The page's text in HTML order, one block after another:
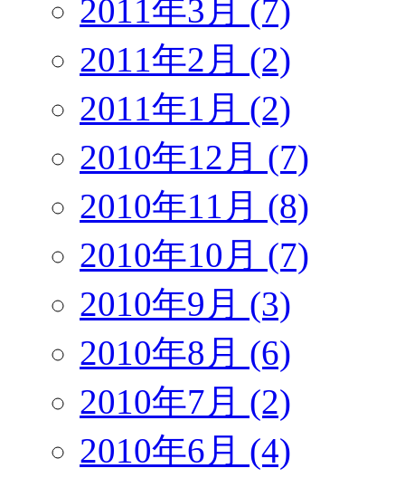
2011年3月 (7)
2011年2月 (2)
2011年1月 (2)
2010年12月 (7)
2010年11月 (8)
2010年10月 (7)
2010年9月 (3)
2010年8月 (6)
2010年7月 (2)
2010年6月 (4)